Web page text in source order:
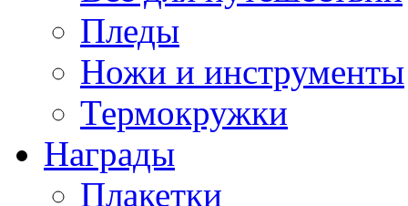
Пледы
Ножи и инструменты
Термокружки
Награды
Плакетки